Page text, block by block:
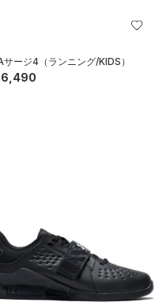
サージ4（ランニング/KIDS）
6,490